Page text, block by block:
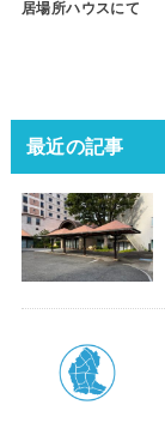
居場所ハウスにて
最近の記事